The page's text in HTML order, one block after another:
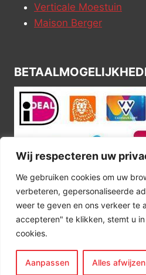
Wij respecteren uw
We gebruiken cookies om uw
verbeteren, gepersonaliseerde
weer te geven en ons verkeer te
accepteren" te klikken, stemt u
cookies.
Aanpassen Alles afwijzen
Verticale Moestuin
Maison Berger
© 2026